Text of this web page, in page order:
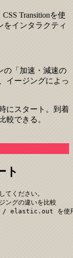
Transitionを使
をインタラクティ
の「加速・減速の
イージングによっ
にスタート。到着
較できる。
ト
ください。
ングの違いを比較
elastic.out を使